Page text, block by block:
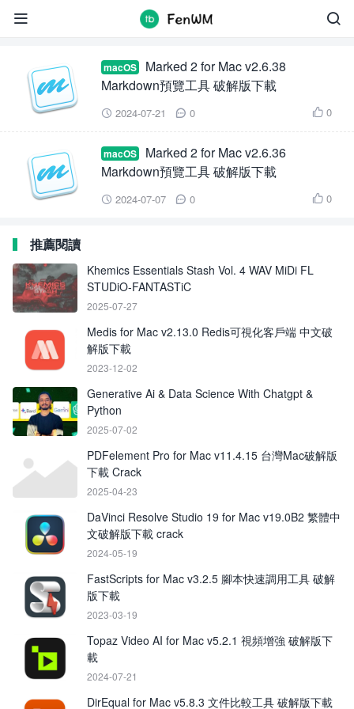


macOS
Marked 2 for Mac v2.6.38
Markdown預覽工具 破解版下載
 2024-07-21  0  0
macOS
Marked 2 for Mac v2.6.36
Markdown預覽工具 破解版下載
 2024-07-07  0  0
推薦閱讀
Khemics Essentials Stash Vol. 4 WAV MiDi FL
STUDiO-FANTASTiC
2025-07-27
Medis for Mac v2.13.0 Redis可視化客戶端 中文破
解版下載
2023-12-02
Generative Ai & Data Science With Chatgpt &
Python
2025-07-02
PDFelement Pro for Mac v11.4.15 台灣Mac破解版
下載 Crack
2025-04-23
DaVinci Resolve Studio 19 for Mac v19.0B2 繁體中
文破解版下載 crack
2024-05-19
FastScripts for Mac v3.2.5 腳本快速調用工具 破解
版下載
2023-03-19
Topaz Video AI for Mac v5.2.1 視頻增強 破解版下
載
2024-07-21
DirEqual for Mac v5.8.3 文件比較工具 破解版下載